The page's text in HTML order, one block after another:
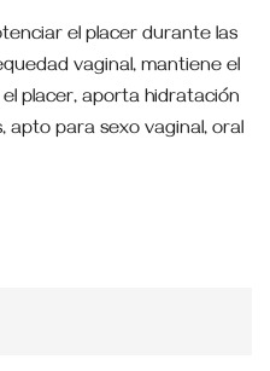
el placer durante las
vaginal, mantiene el
placer, aporta hidratación
apto para sexo vaginal, oral